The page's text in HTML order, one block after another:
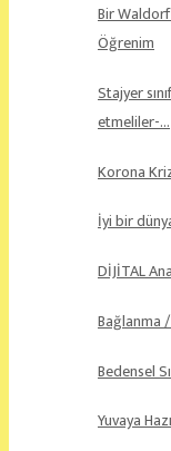
Bir Waldorf
Öğrenim
Stajyer
etmeliler-…
Korona
İyi bir
DİJİTAL
Bağlanma
Bedensel
Yuvaya